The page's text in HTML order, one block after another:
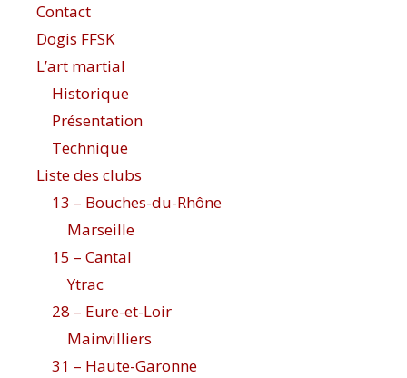
Contact
Dogis FFSK
L’art martial
Historique
Présentation
Technique
Liste des clubs
13 – Bouches-du-Rhône
Marseille
15 – Cantal
Ytrac
28 – Eure-et-Loir
Mainvilliers
31 – Haute-Garonne